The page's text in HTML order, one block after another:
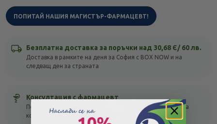
ПОПИТАЙ НАШИЯ МАГИСТЪР-ФАРМАЦЕВТ!
Безплатна доставка за поръчки над 30,68 Є/ 60 лв.
Доставка в рамките на деня за София с BOX NOW и на
следващ ден за страната
Консултация с фармацевт
Посъветвай се с магистър-фармацевт онлайн! Безплатна
консултация с отговор до 1 час!